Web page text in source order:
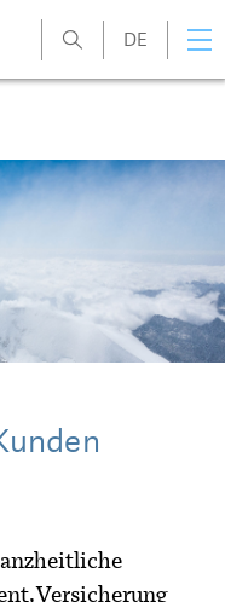
DE
Versicherung